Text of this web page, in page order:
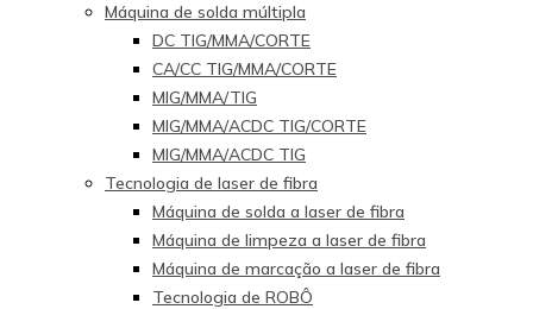
Máquina de solda múltipla
DC TIG/MMA/CORTE
CA/CC TIG/MMA/CORTE
MIG/MMA/TIG
MIG/MMA/ACDC TIG/CORTE
MIG/MMA/ACDC TIG
Tecnologia de laser de fibra
Máquina de solda a laser de fibra
Máquina de limpeza a laser de fibra
Máquina de marcação a laser de fibra
Tecnologia de ROBÔ